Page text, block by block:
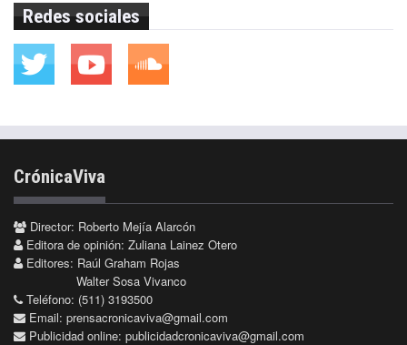
Redes sociales
CrónicaViva
Director: Roberto Mejía Alarcón
Editora de opinión: Zuliana Lainez Otero
Editores: Raúl Graham Rojas
Walter Sosa Vivanco
Teléfono: (511) 3193500
Email: prensacronicaviva@gmail.com
Publicidad online: publicidadcronicaviva@gmail.com